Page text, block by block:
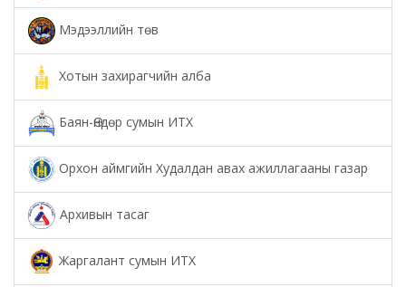
Мэдээллийн төв
Хотын захирагчийн алба
Баян-Өндөр сумын ИТХ
Орхон аймгийн Худалдан авах ажиллагааны газар
Архивын тасаг
Жаргалант сумын ИТХ